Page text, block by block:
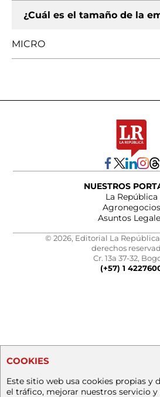
¿Cuál es el tamaño de la
MICRO
NUESTROS
La República
Agronegocios
Asuntos
© 2026, Editorial La República
derechos
Cr. 13a 37-32,
(+57) 1
COOKIES
Este sitio web usa cookies propias y
el tráfico, mejorar nuestros servicio y